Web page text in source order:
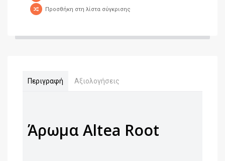
Προσθήκη στη λίστα σύγκρισης
Περιγραφή Αξιολογήσεις
Άρωμα Altea Root